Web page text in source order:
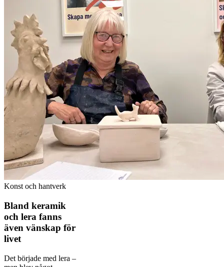
Konst och hantverk
Bland keramik
och lera fanns
även vänskap för
livet
Det började med lera –